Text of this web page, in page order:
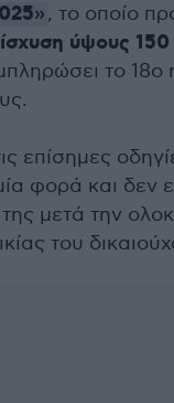
», το οποίο
ύψους
το 18ο
επίσημες
φορά και δεν
μετά την
του